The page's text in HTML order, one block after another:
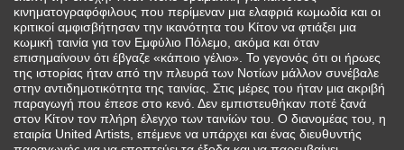
κινηματογραφόφιλους που περίμεναν μια ελαφριά κωμωδία και οι
κριτικοί αμφισβήτησαν την ικανότητα του Κίτον να φτιάξει μια
κωμική ταινία για τον Εμφύλιο Πόλεμο, ακόμα και όταν
επισημαίνουν ότι έβγαζε «κάποιο γέλιο». Το γεγονός ότι οι ήρωες
της ιστορίας ήταν από την πλευρά των Νοτίων μάλλον συνέβαλε
στην αντιδημοτικότητα της ταινίας. Στις μέρες του ήταν μια ακριβή
παραγωγή που έπεσε στο κενό. Δεν εμπιστευθήκαν ποτέ ξανά
στον Κίτον τον πλήρη έλεγχο των ταινίών του. Ο διανομέας του, η
εταιρία United Artists, επέμενε να υπάρχει και ένας διευθυντής